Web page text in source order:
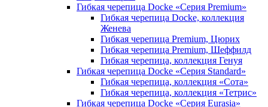
Гибкая черепица Docke «Серия Premium»
Гибкая черепица Docke, коллекция
Женева
Гибкая черепица Premium, Цюрих
Гибкая черепица Premium, Шеффилд
Гибкая черепица, коллекция Генуя
Гибкая черепица Docke «Серия Standard»
Гибкая черепица, коллекция «Сота»
Гибкая черепица, коллекция «Тетрис»
Гибкая черепица Docke «Серия Eurasia»